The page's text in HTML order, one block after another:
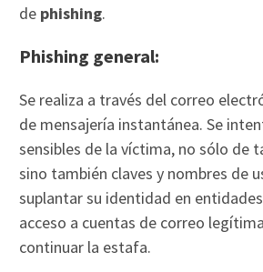
de phishing.
Phishing general:
Se realiza a través del correo
de mensajería instantánea. Se
sensibles de la víctima, no sólo de
sino también claves y nombres de
suplantar su identidad en
acceso a cuentas de correo
continuar la estafa.